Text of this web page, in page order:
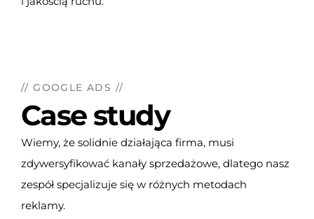
// GOOGLE ADS //
Case study
Wiemy, że solidnie działająca firma, musi
zdywersyfikować kanały sprzedażowe, dlatego nasz
zespół specjalizuje się w różnych metodach
reklamy.